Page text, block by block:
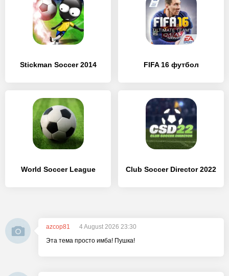
Stickman Soccer 2014 FIFA 16 футбол
World Soccer League Club Soccer Director 2022
azcop81
4 August 2026 23:30
Эта тема просто имба! Пушка!